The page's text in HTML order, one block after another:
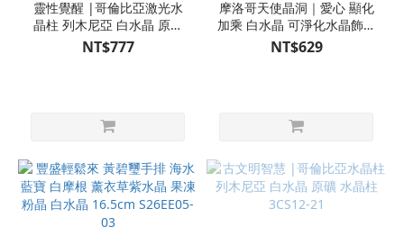
靈性覺醒 |哥倫比亞激光水
晶柱 列木尼亞 白水晶 原礦
水晶柱 3CS12-02
NT$777
摩洛哥天使晶洞｜愛心 顯化
加乘 白水晶 可淨化水晶飾品
風水擺件 天然水晶
S25CP14-001
NT$629